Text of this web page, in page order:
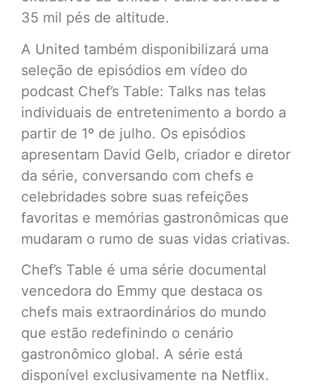
35 mil pés de altitude.
A United também disponibilizará uma
seleção de episódios em vídeo do
podcast Chef’s Table: Talks nas telas
individuais de entretenimento a bordo a
partir de 1º de julho. Os episódios
apresentam David Gelb, criador e diretor
da série, conversando com chefs e
celebridades sobre suas refeições
favoritas e memórias gastronômicas que
mudaram o rumo de suas vidas criativas.
Chef’s Table é uma série documental
vencedora do Emmy que destaca os
chefs mais extraordinários do mundo
que estão redefinindo o cenário
gastronômico global. A série está
disponível exclusivamente na Netflix.